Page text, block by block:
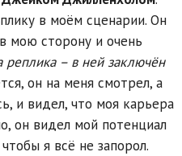
в моём сценарии. Он
мою сторону и очень
реплика – в ней заключён
он на меня смотрел, а
и видел, что моя карьера
он видел мой потенциал
я всё не запорол.